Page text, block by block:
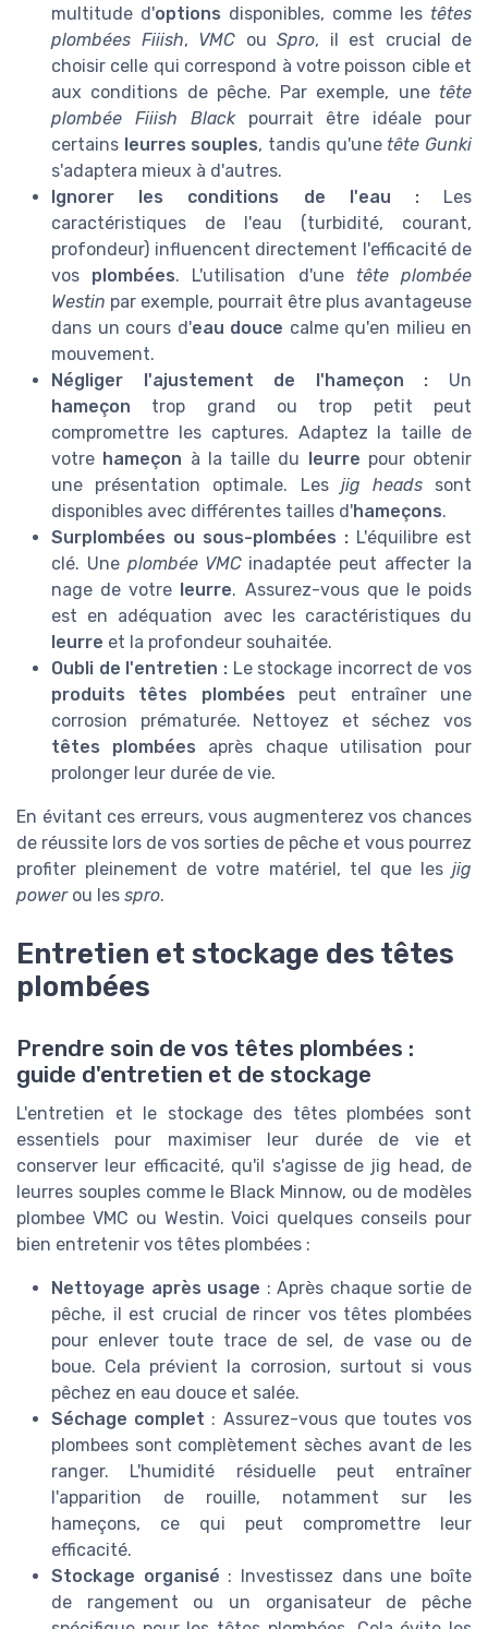
multitude d'options disponibles, comme les têtes
plombées Fiiish, VMC ou Spro, il est crucial de
choisir celle qui correspond à votre poisson cible et
aux conditions de pêche. Par exemple, une tête
plombée Fiiish Blackpourrait être idéale pour
certains leurres souples, tandis qu'une tête Gunki
s'adaptera mieux à d'autres.
Ignorer les conditions de l'eau :Les
caractéristiques de l'eau (turbidité, courant,
profondeur) influencent directement l'efficacité de
vos plombées. L'utilisation d'une tête plombée
Westin par exemple, pourrait être plus avantageuse
dans un cours d'eau douce calme qu'en milieu en
mouvement.
Négliger l'ajustement de l'hameçon : Un
hameçon trop grand ou trop petit peut
compromettre les captures. Adaptez la taille de
votre hameçon à la taille du leurre pour obtenir
une présentation optimale. Les jig headssont
disponibles avec différentes tailles d'hameçons.
Surplombées ou sous-plombées : L'équilibre est
clé. Une plombée VMCinadaptée peut affecter la
nage de votre
leurre. Assurez-vous que le poids
est en adéquation avec les caractéristiques du
leurre et la profondeur souhaitée.
Oubli de l'entretien :Le stockage incorrect de vos
produits têtes plombées peut entraîner une
corrosion prématurée. Nettoyez et séchez vos
têtes plombées après chaque utilisation pour
prolonger leur durée de vie.
En évitant ces erreurs, vous augmenterez vos chances
de réussite lors de vos sorties de pêche et vous pourrez
profiter pleinement de votre matériel, tel que les jig
powerou les spro.
Entretien et stockage des têtes
plombées
Prendre soin de vos têtes plombées :
guide d'entretien et de stockage
L'entretien et le stockage des têtes plombées sont
essentiels pour maximiser leur durée de vie et
conserver leur efficacité, qu'il s'agisse de jig head, de
leurres souples comme le Black Minnow, ou de modèles
plombee VMC ou Westin. Voici quelques conseils pour
bien entretenir vos têtes plombées :
Nettoyage après usage : Après chaque sortie de
pêche, il est crucial de rincer vos têtes plombées
pour enlever toute trace de sel, de vase ou de
boue. Cela prévient la corrosion, surtout si vous
pêchez en eau douce et salée.
Séchage complet : Assurez-vous que toutes vos
plombees sont complètement sèches avant de les
ranger. L'humidité résiduelle peut entraîner
l'apparition de rouille, notamment sur les
hameçons, ce qui peut compromettre leur
efficacité.
Stockage organisé : Investissez dans une boîte
de rangement ou un organisateur de pêche